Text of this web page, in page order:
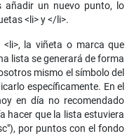
añadir un nuevo punto, lo
<li> y </li>.
la viñeta o marca que
lista se generará de forma
mismo el símbolo del
específicamente. En el
en día no recomendado
hacer que la lista estuviera
por puntos con el fondo